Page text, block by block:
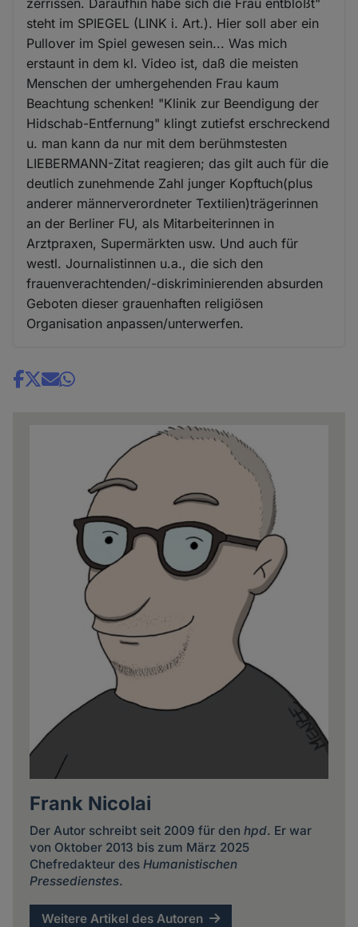
zerrissen. Daraufhin habe sich die Frau entblößt"
steht im SPIEGEL (LINK i. Art.). Hier soll aber ein
Pullover im Spiel gewesen sein... Was mich
erstaunt in dem kl. Video ist, daß die meisten
Menschen der umhergehenden Frau kaum
Beachtung schenken! "Klinik zur Beendigung der
Hidschab-Entfernung" klingt zutiefst erschreckend
u. man kann da nur mit dem berühmstesten
LIEBERMANN-Zitat reagieren; das gilt auch für die
deutlich zunehmende Zahl junger Kopftuch(plus
anderer männerverordneter Textilien)trägerinnen
an der Berliner FU, als Mitarbeiterinnen in
Arztpraxen, Supermärkten usw. Und auch für
westl. Journalistinnen u.a., die sich den
frauenverachtenden/-diskriminierenden absurden
Geboten dieser grauenhaften religiösen
Organisation anpassen/unterwerfen.
Share
Frank Nicolai
Der Autor schreibt seit 2009 für den hpd. Er war
von Oktober 2013 bis zum März 2025
Chefredakteur des Humanistischen
Pressedienstes.
Weitere Artikel des Autoren